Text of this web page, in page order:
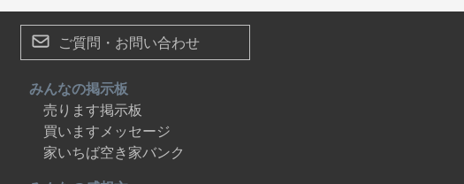
ご質問・お問い合わせ
みんなの掲示板
売ります掲示板
買いますメッセージ
家いちば空き家バンク